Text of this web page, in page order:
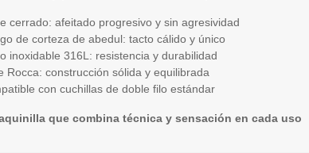
cerrado: afeitado progresivo y sin agresividad
de corteza de abedul: tacto cálido y único
inoxidable 316L: resistencia y durabilidad
Rocca: construcción sólida y equilibrada
con cuchillas de doble filo estándar
que combina técnica y sensación en cada uso